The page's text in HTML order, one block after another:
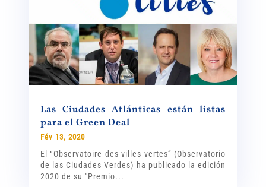
Las Ciudades Atlánticas están listas
para el Green Deal
Fév 13, 2020
El “Observatoire des villes vertes” (Observatorio
de las Ciudades Verdes) ha publicado la edición
2020 de su "Premio...